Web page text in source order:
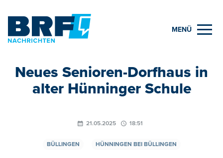
MENÜ
Neues Senioren-Dorfhaus in
alter Hünninger Schule
21.05.2025 18:51
BÜLLINGEN HÜNNINGEN BEI BÜLLINGEN